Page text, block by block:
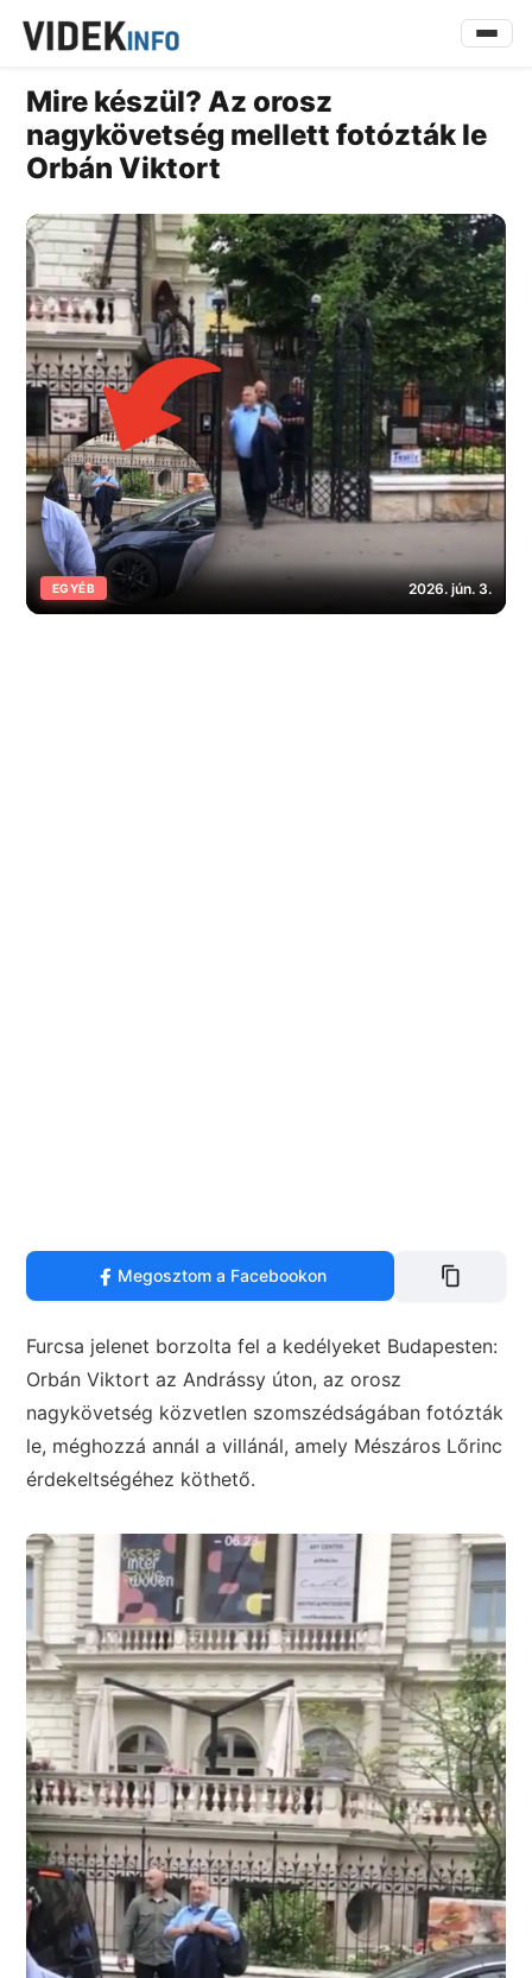
Mire készül? Az orosz
nagykövetség mellett fotózták le
Orbán Viktort
EGYÉB 2026. jún. 3.
Megosztom a Facebookon
Furcsa jelenet borzolta fel a kedélyeket Budapesten:
Orbán Viktort az Andrássy úton, az orosz
nagykövetség közvetlen szomszédságában fotózták
le, méghozzá annál a villánál, amely Mészáros Lőrinc
érdekeltségéhez köthető.